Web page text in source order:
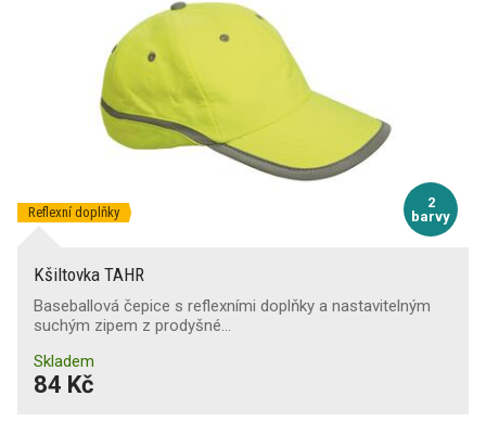
2
barvy
Reflexní doplňky
Kšiltovka TAHR
Baseballová čepice s reflexními doplňky a nastavitelným
suchým zipem z prodyšné…
Skladem
84 Kč